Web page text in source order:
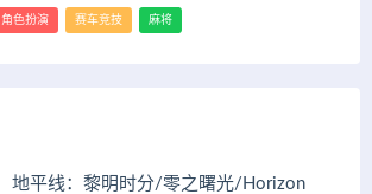
角色扮演 赛车竞技 麻将
地平线：黎明时分/零之曙光/Horizon